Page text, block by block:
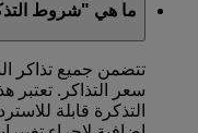
ما هي "شروط
تتضمن جميع تذاكر
سعر التذاكر. تعتبر
التذكرة قابلة